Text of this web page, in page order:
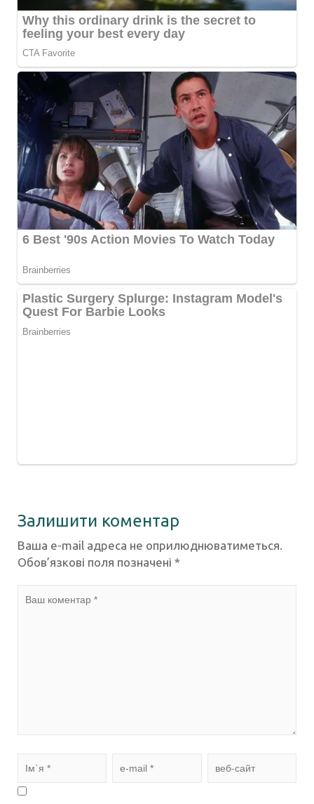
Залишити коментар
Ваша e-mail адреса не оприлюднюватиметься.
Обов’язкові поля позначені *